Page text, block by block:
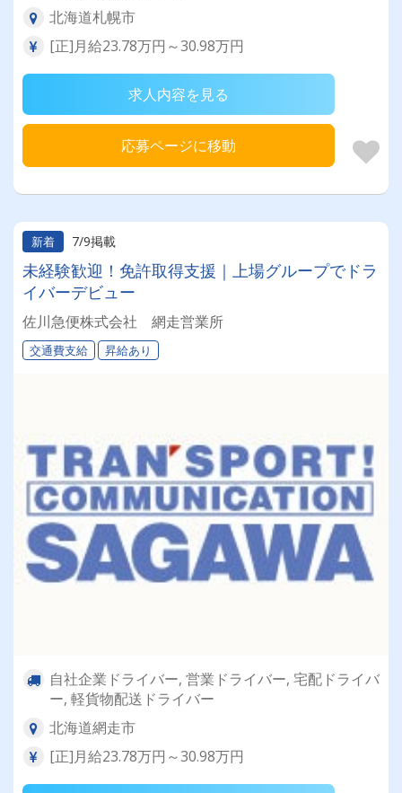
北海道札幌市
[正]月給23.78万円～30.98万円
求人内容を見る
応募ページに移動
新着 7/9掲載
未経験歓迎！免許取得支援｜上場グループでドラ
イバーデビュー
佐川急便株式会社 網走営業所
交通費支給 昇給あり
自社企業ドライバー, 営業ドライバー, 宅配ドライバ
ー, 軽貨物配送ドライバー
北海道網走市
[正]月給23.78万円～30.98万円